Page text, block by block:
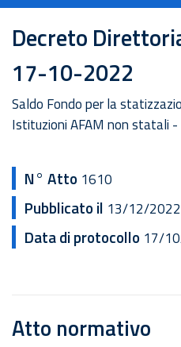
Decreto
17-10-2022
Saldo Fondo per la
Istituzioni AFAM non statali
N° Atto 1610
Pubblicato il 13/12/
Data di protocollo 17/
Atto normativo